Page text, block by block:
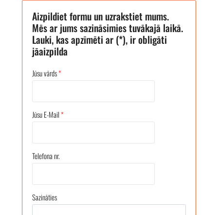
Aizpildiet formu un uzrakstiet mums.
Mēs ar jums sazināsimies tuvākajā laikā.
Lauki, kas apzīmēti ar (*), ir obligāti
jāaizpilda
Jūsu vārds*
Jūsu E-Mail*
Telefona nr.
Sazināties